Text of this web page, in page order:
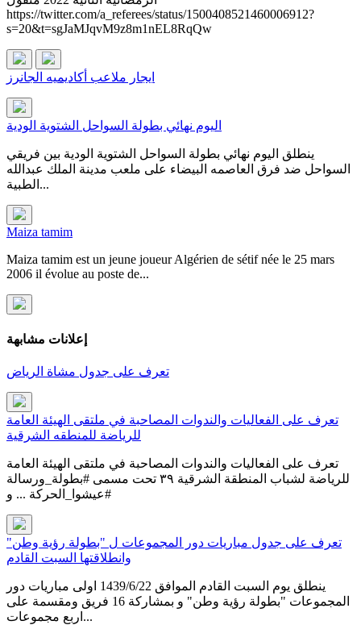
https://twitter.com/a_referees/status/1500408521460006912?
s=20&t=sgJaMJqvM9z8m1nEL8RqQw
ايجار ملاعب أكاديميه الجانرز
اليوم نهائي بطولة السواحل الشتوية الودية
ينطلق اليوم نهائي بطولة السواحل الشتوية الودية بين فريقي
السواحل ضد فرق العاصمه البيضاء على ملعب مدينة الملك عبدالله
الطبية...
Maiza tamim
Maiza tamim est un jeune joueur Algérien de sétif née le 25 mars
2006 il évolue au poste de...
إعلانات مشابهة
تعرف على جدول مشاة الرياض
تعرف على الفعاليات والندوات المصاحبة في ملتقى الهيئة العامة
للرياضة للمنطقه الشرقية
تعرف على الفعاليات والندوات المصاحبة في ملتقى الهيئة العامة
و ⁧‫#عيشوا_الحركة ...
تعرف على جدول مباريات دور المجموعات ل "بطولة رؤية وطن"
وانطلاقتها السبت القادم
ينطلق يوم السبت القادم الموافق 1439/6/22 اولى مباريات دور
المجموعات "بطولة رؤية وطن" و بمشاركة 16 فريق ومقسمة على
اربع مجموعات...